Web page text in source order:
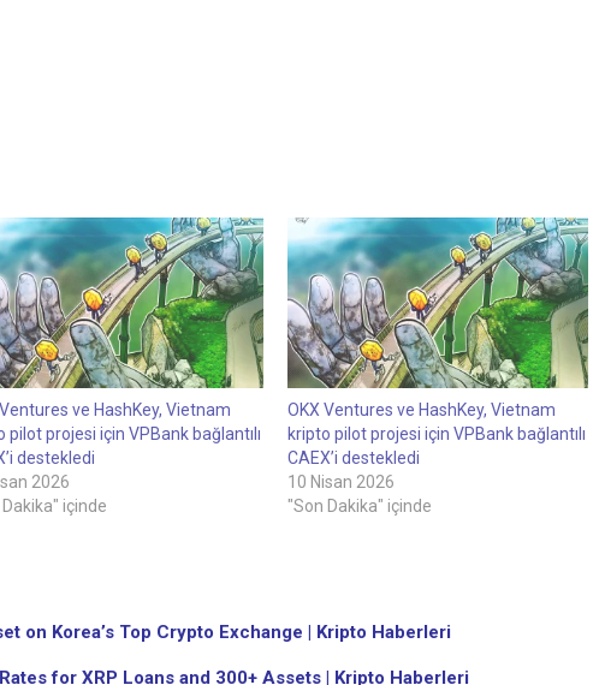
ve HashKey, Vietnam
pilot projesi için VPBank bağlantılı
destekledi
2026
içinde
OKX Ventures ve HashKey, Vietnam
kripto pilot projesi için VPBank bağlantılı
CAEX’i destekledi
10 Nisan 2026
"Son Dakika" içinde
on Korea’s Top Crypto Exchange | Kripto Haberleri
for XRP Loans and 300+ Assets | Kripto Haberleri